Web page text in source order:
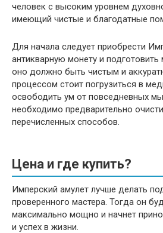
человек с высоким уровнем
имеющий чистые и благодатные
Для начала следует приобрести
антикварную монету и
оно должно быть чистым и
процессом стоит погрузиться в
освободить ум от повседневных
необходимо предварительно
перечисленных способов.
Цена и где купить?
Имперский амулет лучше делать
проверенного мастера. Тогда он
максимально мощно и начнет
и успех в жизни.